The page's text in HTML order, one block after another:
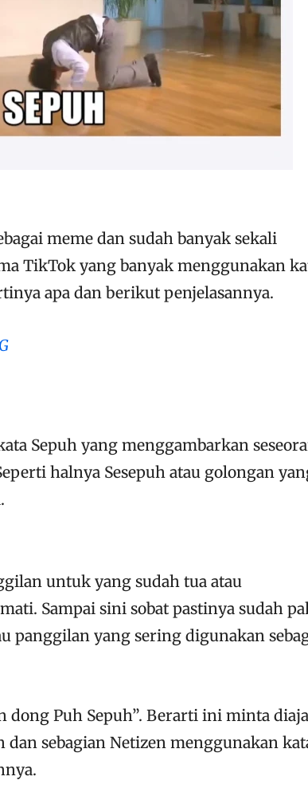
meme dan sudah banyak sekali
TikTok yang banyak menggunakan
apa dan berikut penjelasannya.
Sepuh yang menggambarkan
halnya Sesepuh atau golongan
untuk yang sudah tua atau
Sampai sini sobat pastinya sudah
panggilan yang sering digunakan
dong Puh Sepuh”. Berarti ini minta
dan sebagian Netizen menggunakan